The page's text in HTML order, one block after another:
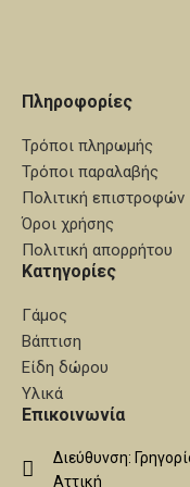
Πληροφορίες
Τρόποι πληρωμής
Τρόποι παραλαβής
Πολιτική επιστροφών
Όροι χρήσης
Πολιτική απορρήτου
Κατηγορίες
Γάμος
Βάπτιση
Είδη δώρου
Υλικά
Επικοινωνία
Διεύθυνση:
Αττική